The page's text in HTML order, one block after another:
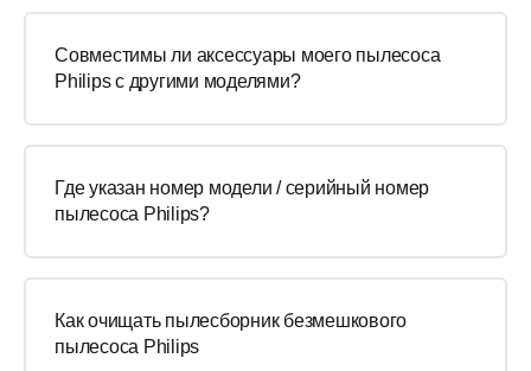
Совместимы ли аксессуары моего пылесоса
Philips с другими моделями?
Где указан номер модели / серийный номер
пылесоса Philips?
Как очищать пылесборник безмешкового
пылесоса Philips